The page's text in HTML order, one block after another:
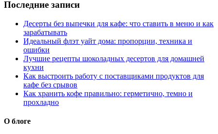
Последние записи
Десерты без выпечки для кафе: что ставить в меню и как
зарабатывать
Идеальный флэт уайт дома: пропорции, техника и
ошибки
Лучшие рецепты шоколадных десертов для домашней
кухни
Как выстроить работу с поставщиками продуктов для
кафе без срывов
Как хранить кофе правильно: герметично, темно и
прохладно
О блоге